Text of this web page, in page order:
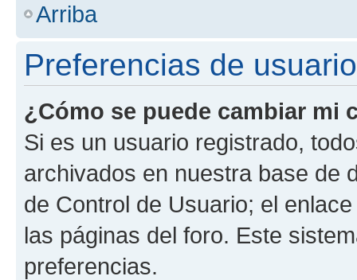
Arriba
Preferencias de
¿Cómo se puede cambiar mi
Si es un usuario registrado,
archivados en nuestra base de
de Control de Usuario; el
las páginas del foro. Este
preferencias.